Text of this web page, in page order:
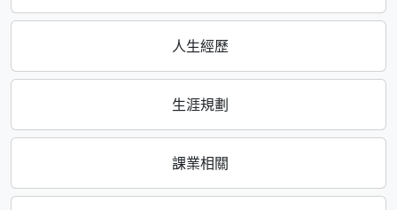
人生經歷
生涯規劃
課業相關